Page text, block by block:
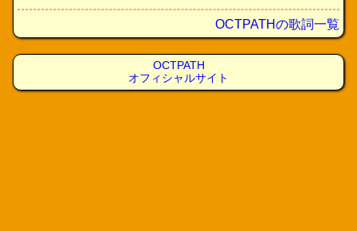
OCTPATHの歌詞一覧
OCTPATH
オフィシャルサイト